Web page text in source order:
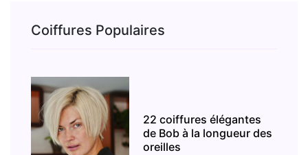
Coiffures Populaires
22 coiffures élégantes
de Bob à la longueur des
oreilles